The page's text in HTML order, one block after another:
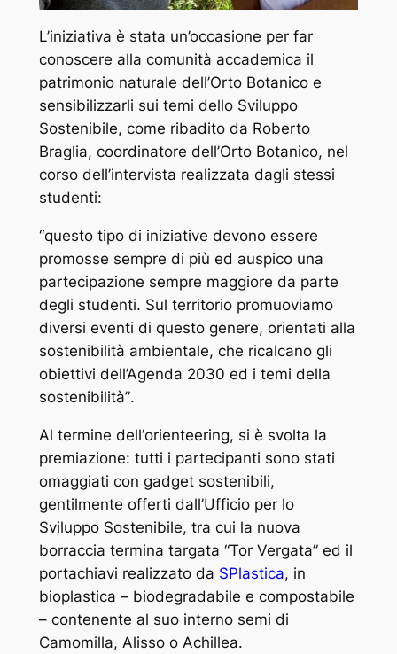
L’iniziativa è stata un’occasione per far
conoscere alla comunità accademica il
patrimonio naturale dell’Orto Botanico e
sensibilizzarli sui temi dello Sviluppo
Sostenibile, come ribadito da Roberto
Braglia, coordinatore dell’Orto Botanico, nel
corso dell’intervista realizzata dagli stessi
studenti:
“questo tipo di iniziative devono essere
promosse sempre di più ed auspico una
partecipazione sempre maggiore da parte
degli studenti. Sul territorio promuoviamo
diversi eventi di questo genere, orientati alla
sostenibilità ambientale, che ricalcano gli
obiettivi dell’Agenda 2030 ed i temi della
sostenibilità”.
Al termine dell’orienteering, si è svolta la
premiazione: tutti i partecipanti sono stati
omaggiati con gadget sostenibili,
gentilmente offerti dall’Ufficio per lo
Sviluppo Sostenibile, tra cui la nuova
borraccia termina targata “Tor Vergata” ed il
portachiavi realizzato da SPlastica, in
bioplastica – biodegradabile e compostabile
– contenente al suo interno semi di
Camomilla, Alisso o Achillea.